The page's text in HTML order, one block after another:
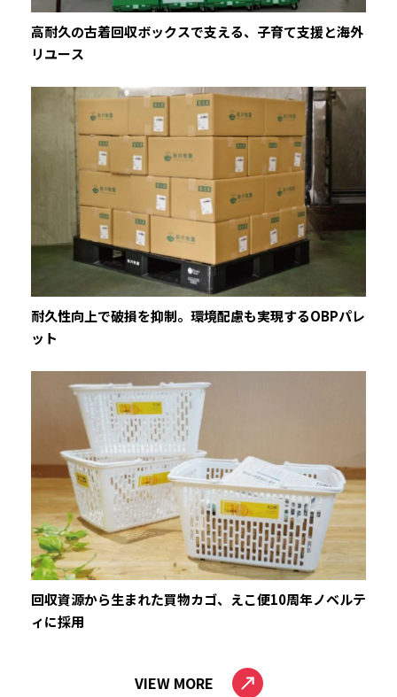
高耐久の古着回収ボックスで支える、子育て支援と海外
リユース
耐久性向上で破損を抑制。環境配慮も実現するOBPパレ
ット
回収資源から生まれた買物カゴ、えこ便10周年ノベルテ
ィに採用
VIEW MORE